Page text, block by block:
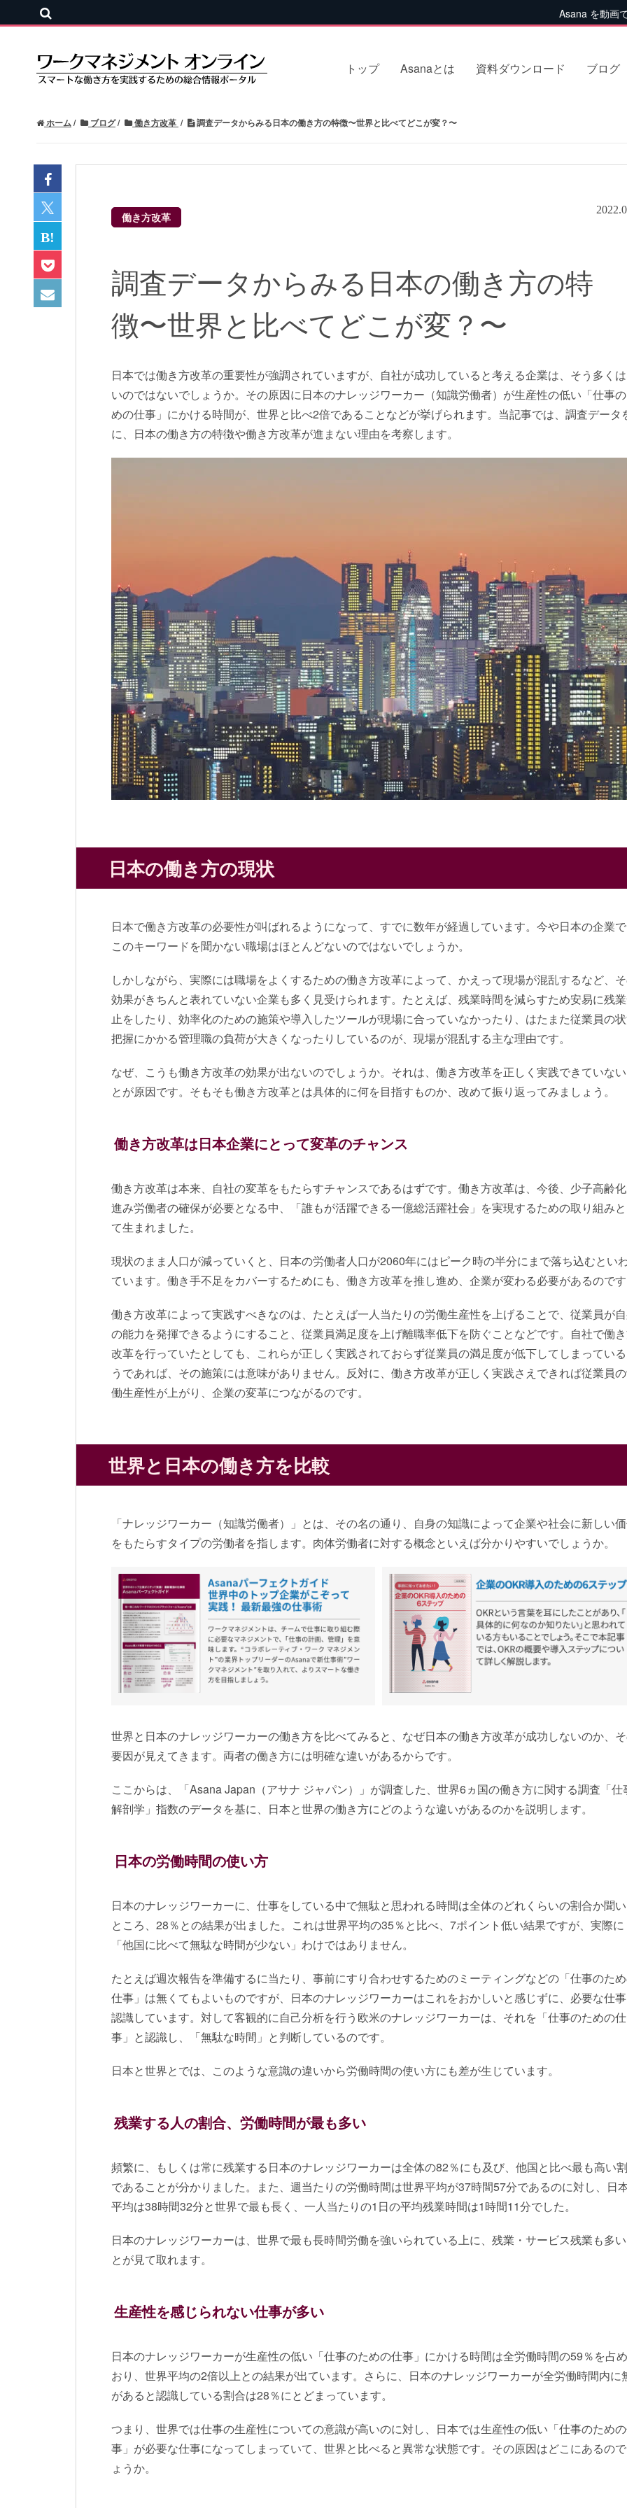
Asana を動画
トップ Asanaとは 資料ダウンロード ブログ
ホーム ブログ 働き方改革 調査データからみる日本の働き方の特徴〜世界と比べてどこが変？〜
働き方改革
調査データからみる日本の働き方の特
徴〜世界と比べてどこが変？〜
日本では働き方改革の重要性が強調されていますが、自社が成功していると考える企業は、そう多く
いのではないでしょうか。その原因に日本のナレッジワーカー（知識労働者）が生産性の低い「仕事
めの仕事」にかける時間が、世界と比べ2倍であることなどが挙げられます。当記事では、調査データ
に、日本の働き方の特徴や働き方改革が進まない理由を考察します。
日本の働き方の現状
日本で働き方改革の必要性が叫ばれるようになって、すでに数年が経過しています。今や日本の企業
このキーワードを聞かない職場はほとんどないのではないでしょうか。
しかしながら、実際には職場をよくするための働き方改革によって、かえって現場が混乱するなど、
効果がきちんと表れていない企業も多く見受けられます。たとえば、残業時間を減らすため安易に残
止をしたり、効率化のための施策や導入したツールが現場に合っていなかったり、はたまた従業員の
把握にかかる管理職の負荷が大きくなったりしているのが、現場が混乱する主な理由です。
なぜ、こうも働き方改革の効果が出ないのでしょうか。それは、働き方改革を正しく実践できていな
とが原因です。そもそも働き方改革とは具体的に何を目指すものか、改めて振り返ってみましょう。
働き方改革は日本企業にとって変革のチャンス
働き方改革は本来、自社の変革をもたらすチャンスであるはずです。働き方改革は、今後、少子高齢
進み労働者の確保が必要となる中、「誰もが活躍できる一億総活躍社会」を実現するための取り組み
て生まれました。
現状のまま人口が減っていくと、日本の労働者人口が2060年にはピーク時の半分にまで落ち込むとい
ています。働き手不足をカバーするためにも、働き方改革を推し進め、企業が変わる必要があるので
働き方改革によって実践すべきなのは、たとえば一人当たりの労働生産性を上げることで、従業員が
の能力を発揮できるようにすること、従業員満足度を上げ離職率低下を防ぐことなどです。自社で働
改革を行っていたとしても、これらが正しく実践されておらず従業員の満足度が低下してしまってい
うであれば、その施策には意味がありません。反対に、働き方改革が正しく実践さえできれば従業員
働生産性が上がり、企業の変革につながるのです。
世界と日本の働き方を比較
「ナレッジワーカー（知識労働者）」とは、その名の通り、自身の知識によって企業や社会に新しい
をもたらすタイプの労働者を指します。肉体労働者に対する概念といえば分かりやすいでしょうか。
世界と日本のナレッジワーカーの働き方を比べてみると、なぜ日本の働き方改革が成功しないのか、
要因が見えてきます。両者の働き方には明確な違いがあるからです。
ここからは、「Asana Japan（アサナ ジャパン）」が調査した、世界6ヵ国の働き方に関する調査「仕
解剖学」指数のデータを基に、日本と世界の働き方にどのような違いがあるのかを説明します。
日本の労働時間の使い方
日本のナレッジワーカーに、仕事をしている中で無駄と思われる時間は全体のどれくらいの割合か聞
ところ、28％との結果が出ました。これは世界平均の35％と比べ、7ポイント低い結果ですが、実際に
「他国に比べて無駄な時間が少ない」わけではありません。
たとえば週次報告を準備するに当たり、事前にすり合わせするためのミーティングなどの「仕事のた
仕事」は無くてもよいものですが、日本のナレッジワーカーはこれをおかしいと感じずに、必要な仕
認識しています。対して客観的に自己分析を行う欧米のナレッジワーカーは、それを「仕事のための仕
事」と認識し、「無駄な時間」と判断しているのです。
日本と世界とでは、このような意識の違いから労働時間の使い方にも差が生じています。
残業する人の割合、労働時間が最も多い
頻繁に、もしくは常に残業する日本のナレッジワーカーは全体の82％にも及び、他国と比べ最も高い
であることが分かりました。また、週当たりの労働時間は世界平均が37時間57分であるのに対し、日
平均は38時間32分と世界で最も長く、一人当たりの1日の平均残業時間は1時間11分でした。
日本のナレッジワーカーは、世界で最も長時間労働を強いられている上に、残業・サービス残業も多
とが見て取れます。
生産性を感じられない仕事が多い
日本のナレッジワーカーが生産性の低い「仕事のための仕事」にかける時間は全労働時間の59％を占
おり、世界平均の2倍以上との結果が出ています。さらに、日本のナレッジワーカーが全労働時間内に
があると認識している割合は28％にとどまっています。
つまり、世界では仕事の生産性についての意識が高いのに対し、日本では生産性の低い「仕事のため
事」が必要な仕事になってしまっていて、世界と比べると異常な状態です。その原因はどこにあるの
ょうか。